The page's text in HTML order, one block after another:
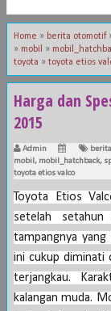
Home » berita otomotif
» mobil »
toyota » toyota etios
Harga dan
2015
Admin
mobil , mobil_hatchback,
toyota etios valco
Toyota Etios Va
setelah
tampangnya
ini cukup diminati
terjangkau.
kalangan muda.